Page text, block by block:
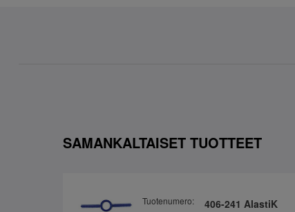
SAMANKALTAISET TUOTTEET
Tuotenumero:
406-241 AlastiK